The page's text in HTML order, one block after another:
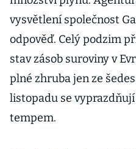
vysvětlení společnost
odpověď. Celý podzim
stav zásob suroviny v
plné zhruba jen ze
listopadu se
tempem.